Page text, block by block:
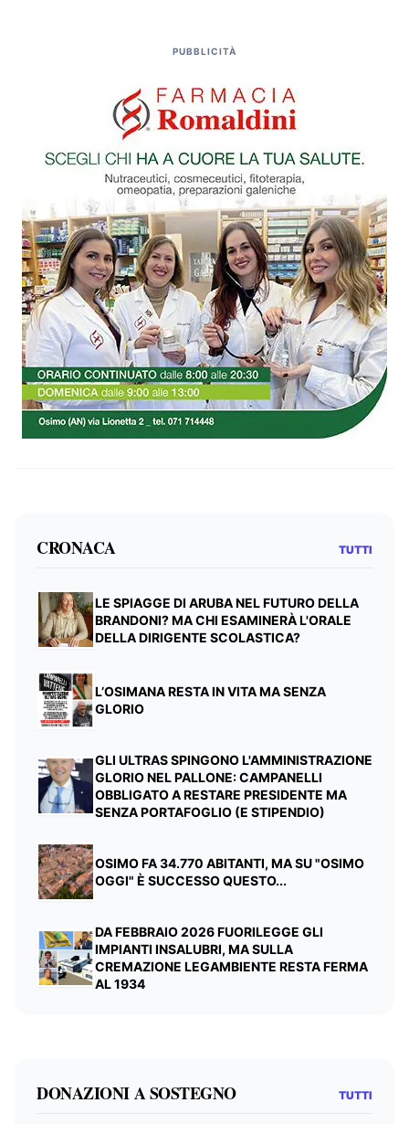
PUBBLICITÀ
CRONACA TUTTI
LE SPIAGGE DI ARUBA NEL FUTURO DELLA
BRANDONI? MA CHI ESAMINERÀ L'ORALE
DELLA DIRIGENTE SCOLASTICA?
L’OSIMANA RESTA IN VITA MA SENZA
GLORIO
GLI ULTRAS SPINGONO L'AMMINISTRAZIONE
GLORIO NEL PALLONE: CAMPANELLI
OBBLIGATO A RESTARE PRESIDENTE MA
SENZA PORTAFOGLIO (E STIPENDIO)
OSIMO FA 34.770 ABITANTI, MA SU "OSIMO
OGGI" È SUCCESSO QUESTO...
DA FEBBRAIO 2026 FUORILEGGE GLI
IMPIANTI INSALUBRI, MA SULLA
CREMAZIONE LEGAMBIENTE RESTA FERMA
AL 1934
DONAZIONI A SOSTEGNO TUTTI